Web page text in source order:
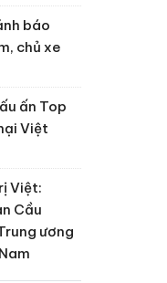
báo
chủ xe
ấn Top
Việt
Việt:
Cầu
ương